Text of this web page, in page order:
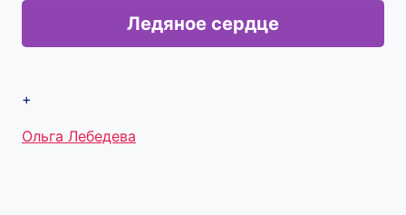
Ледяное сердце
+
Метки
Ольга Лебедева